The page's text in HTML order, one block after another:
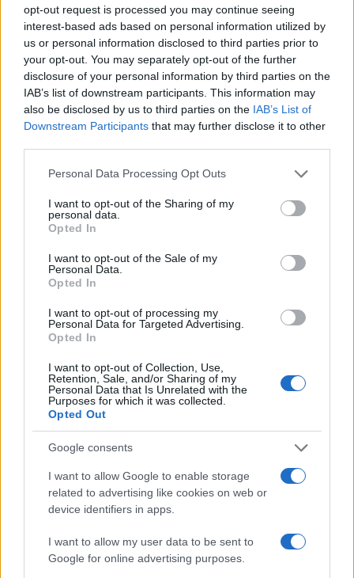
opt-out request is processed you may continue seeing
interest-based ads based on personal information utilized by
us or personal information disclosed to third parties prior to
your opt-out. You may separately opt-out of the further
disclosure of your personal information by third parties on the
IAB’s list of downstream participants. This information may
also be disclosed by us to third parties on the IAB’s List of
Downstream Participants that may further disclose it to other
Please note that this website/app uses one or more Google
not limited to your visit or usage behaviour. You may click to
grant or deny consent to Google and its third-party tags to
use your data for below specified purposes in below Google
consent section.
Personal Data Processing Opt Outs
I want to opt-out of the Sharing of my
personal data.
Opted In
I want to opt-out of the Sale of my
Personal Data.
Opted In
I want to opt-out of processing my
Personal Data for Targeted Advertising.
Opted In
I want to opt-out of Collection, Use,
Retention, Sale, and/or Sharing of my
Personal Data that Is Unrelated with the
Purposes for which it was collected.
Opted Out
Google consents
I want to allow Google to enable storage
related to advertising like cookies on web or
device identifiers in apps.
I want to allow my user data to be sent to
Google for online advertising purposes.
Σχόλια
Σχολίασε εδώ
50 /50
Υποβολή σχολίου
Έρχεται τριήμερο με
40άρια και ισχυρά
μελτέμια - Οι περιοχές που
φαινόμενα
«Αφιέρωσε τη ζωή της
να βοηθά ανθρώπους
είχαν ανάγκη» - Η
της 38χρονης Λίζα